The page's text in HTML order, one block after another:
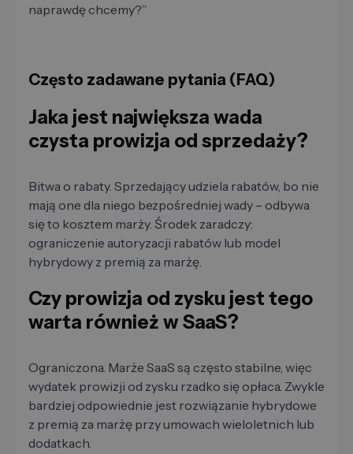
naprawdę chcemy?”
Często zadawane pytania (FAQ)
Jaka jest największa wada
czysta prowizja od sprzedaży?
Bitwa o rabaty. Sprzedający udziela rabatów, bo nie
mają one dla niego bezpośredniej wady – odbywa
się to kosztem marży. Środek zaradczy:
ograniczenie autoryzacji rabatów lub model
hybrydowy z premią za marżę.
Czy prowizja od zysku jest tego
warta również w SaaS?
Ograniczona. Marże SaaS są często stabilne, więc
wydatek prowizji od zysku rzadko się opłaca. Zwykle
bardziej odpowiednie jest rozwiązanie hybrydowe
z premią za marżę przy umowach wieloletnich lub
dodatkach.